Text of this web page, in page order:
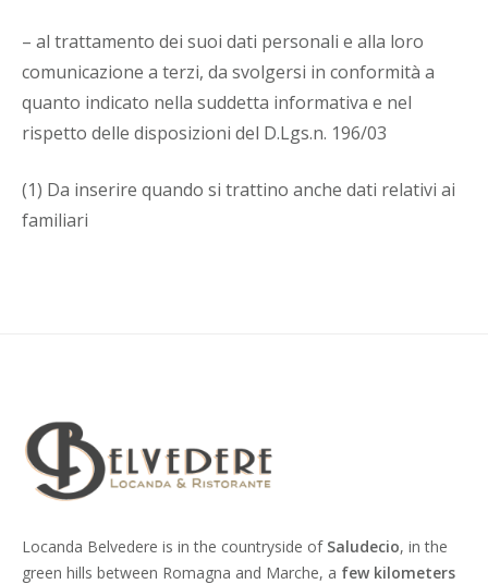
– al trattamento dei suoi dati personali e alla loro
comunicazione a terzi, da svolgersi in conformità a
quanto indicato nella suddetta informativa e nel
rispetto delle disposizioni del D.Lgs.n. 196/03
(1) Da inserire quando si trattino anche dati relativi ai
familiari
Locanda Belvedere is in the countryside of Saludecio, in the
green hills between Romagna and Marche, a few kilometers